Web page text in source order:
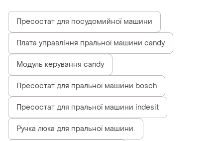
Пресостат для посудомийної машини
Плата управління пральної машини candy
Модуль керування candy
Пресостат для пральної машини bosch
Пресостат для пральної машини indesit
Ручка люка для пральної машини.